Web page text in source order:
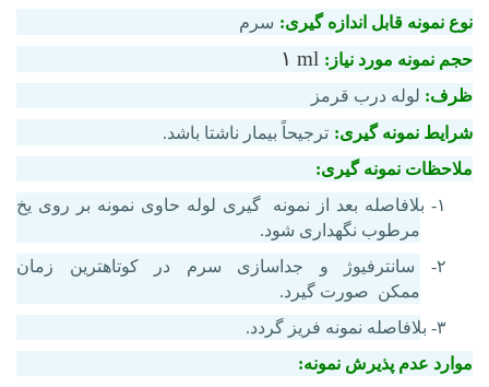
نوع نمونه قابل اندازه گیری: سرم
حجم نمونه مورد نیاز: ۱ ml
ظرف: لوله درب قرمز
شرایط نمونه گیری: ترجیحاً بیمار ناشتا باشد.
ملاحظات نمونه گیری:
۱- بلافاصله بعد از نمونه
گیری لوله حاوی نمونه بر روی یخ
مرطوب نگهداری شود.
۲- سانترفیوژ و جداسازی سرم در کوتاهترین زمان
ممکن صورت گیرد.
۳- بلافاصله نمونه فریز گردد.
موارد عدم پذیرش نمونه: